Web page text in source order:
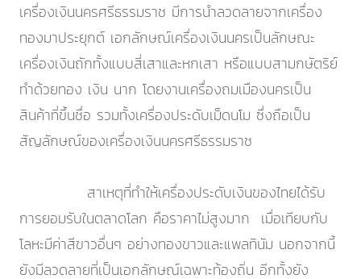
เครื่องเงินนครศรีธรรมราช มีการนำลวดลายจากเครื่อง
ทองมาประยุกต์ เอกลักษณ์เครื่องเงินนครเป็นลักษณะ
เครื่องเงินถักทั้งแบบสี่เสาและหกเสา หรือแบบสามกษัตริย์
ทำด้วยทอง เงิน นาก โดยงานเครื่องถมเมืองนครเป็น
สินค้าที่ขึ้นชื่อ รวมทั้งเครื่องประดับเม็ดนโม ซึ่งถือเป็น
สัญลักษณ์ของเครื่องเงินนครศรีธรรมราช
สาเหตุที่ทำให้เครื่องประดับเงินของไทยได้รับ
การยอมรับในตลาดโลก คือราคาไม่สูงมาก เมื่อเทียบกับ
โลหะมีค่าสีขาวอื่นๆ อย่างทองขาวและแพลทินัม นอกจากนี้
ยังมีลวดลายที่เป็นเอกลักษณ์เฉพาะท้องถิ่น อีกทั้งยัง